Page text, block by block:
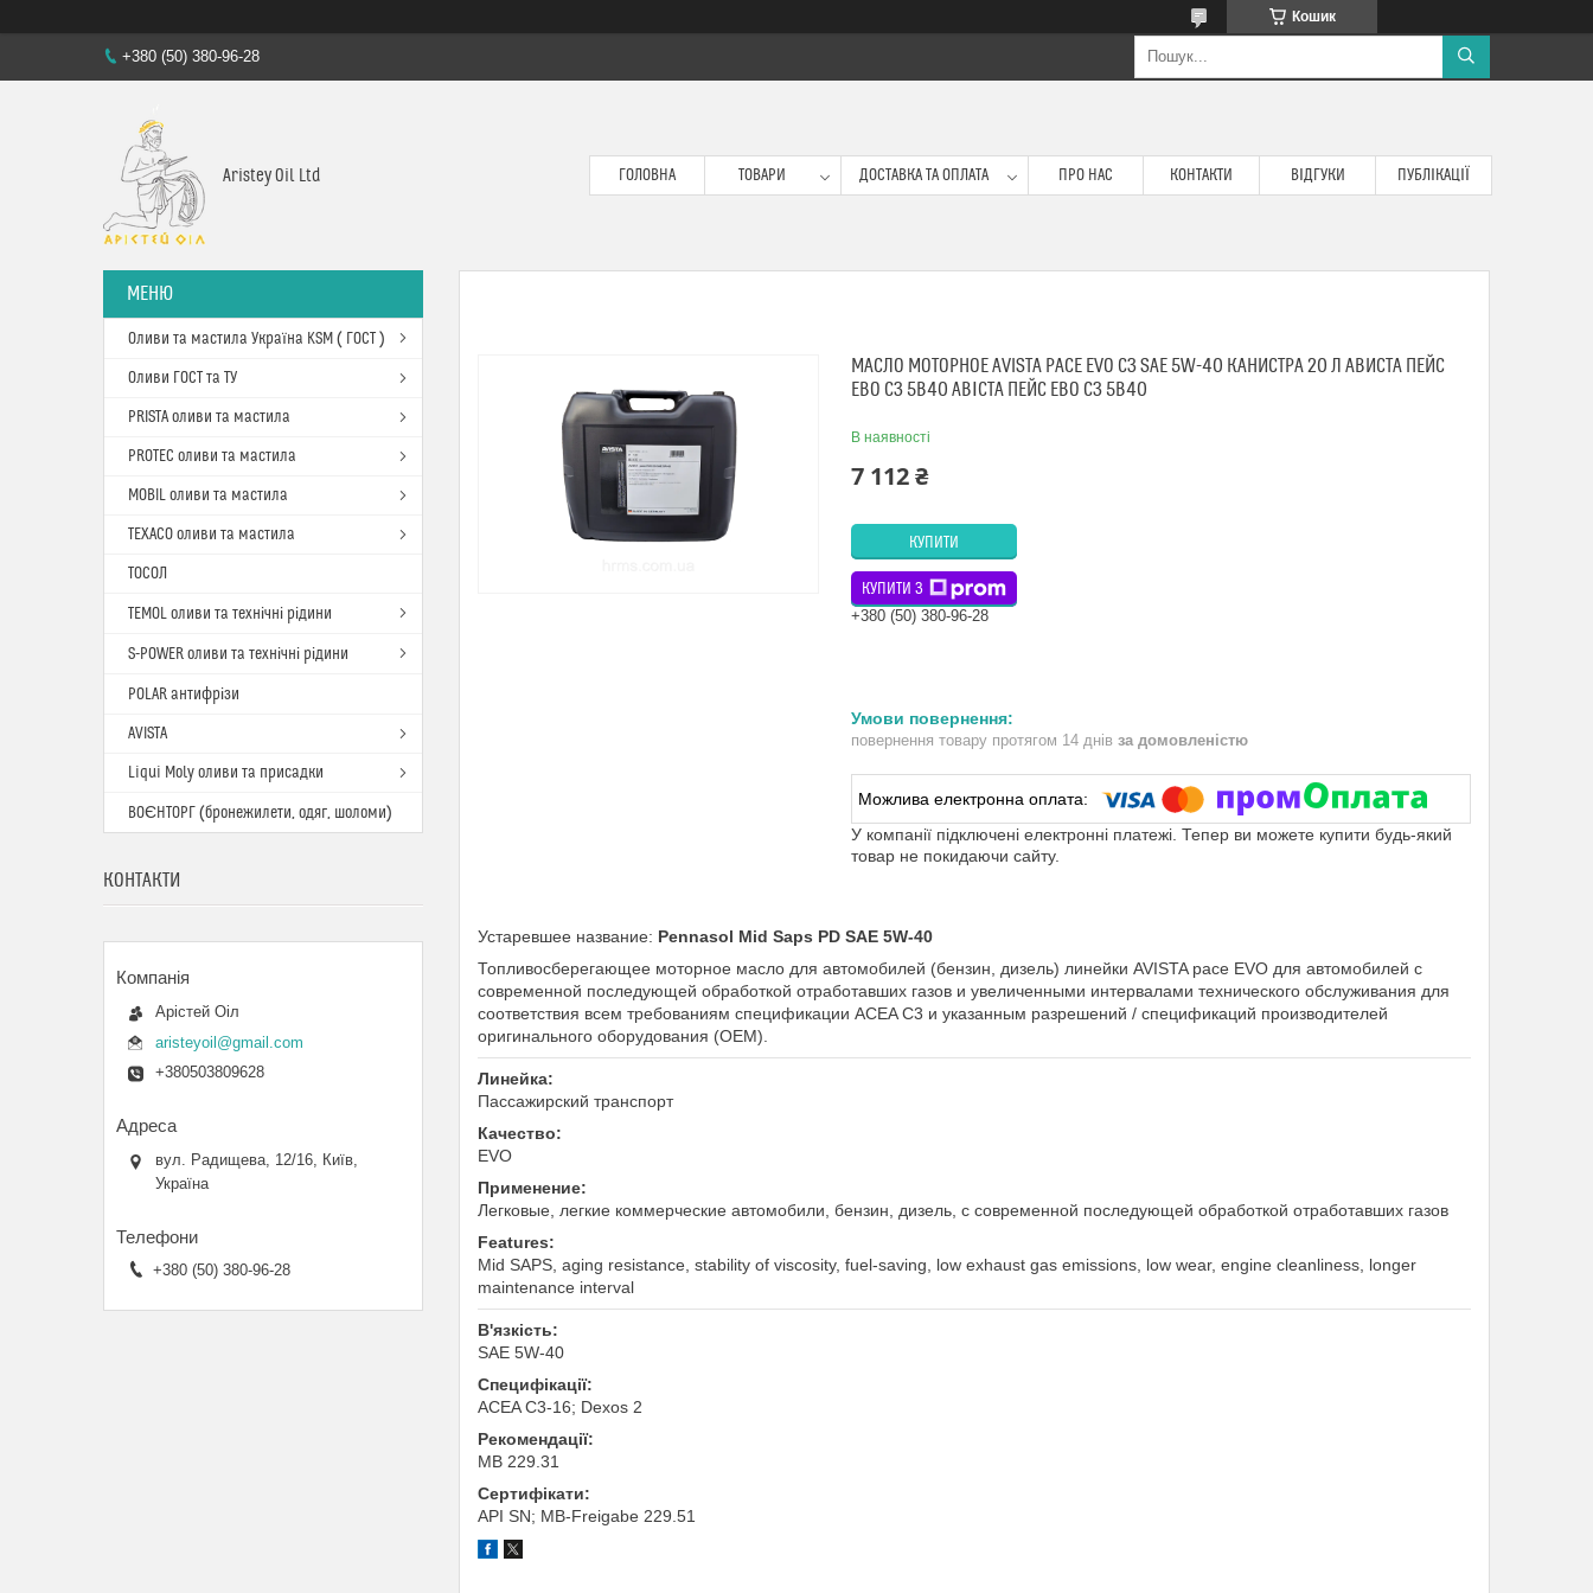
Кошик
+380 (50) 380-96-28
Aristey Oil Ltd ГОЛОВНА ТОВАРИ ДОСТАВКА ТА ОПЛАТА ПРО НАС КОНТАКТИ ВІДГУКИ ПУБЛІКАЦІЇ
МАСЛО МОТОРНОЕ AVISTA PACE EVO C3 SAE 5W-40 КАНИСТРА 20 Л АВИСТА ПЕЙС
ЕВО С3 5В40 АВІСТА ПЕЙС ЕВО С3 5В40
В наявності
7 112 ₴
КУПИТИ
КУПИТИ З
+380 (50) 380-96-28
повернення товару протягом 14 днів за домовленістю
У компанії підключені електронні платежі. Тепер ви можете купити будь-який
товар не покидаючи сайту.
Устаревшее название: Pennasol Mid Saps PD SAE 5W-40
Топливосберегающее моторное масло для автомобилей (бензин, дизель) линейки AVISTA pace EVO для автомобилей с
современной последующей обработкой отработавших газов и увеличенными интервалами технического обслуживания для
соответствия всем требованиям спецификации ACEA C3 и указанным разрешений / спецификаций производителей
оригинального оборудования (ОЕМ).
Линейка:
Пассажирский транспорт
Качество:
EVO
Применение:
Легковые, легкие коммерческие автомобили, бензин, дизель, с современной последующей обработкой отработавших газов
Features:
Mid SAPS, aging resistance, stability of viscosity, fuel-saving, low exhaust gas emissions, low wear, engine cleanliness, longer
maintenance interval
В'язкість:
SAE 5W-40
Специфікації:
ACEA C3-16; Dexos 2
Рекомендації:
MB 229.31
Сертифікати:
API SN; MB-Freigabe 229.51
Оливи та мастила Україна KSM ( ГОСТ )
Оливи ГОСТ та ТУ
PRISTA оливи та мастила
PROTEC оливи та мастила
MOBIL оливи та мастила
TEXACO оливи та мастила
ТОСОЛ
TEMOL оливи та технічні рідини
S-POWER оливи та технічні рідини
POLAR антифрізи
AVISTA
Liqui Moly оливи та присадки
ВОЄНТОРГ (бронежилети, одяг, шоломи)
КОНТАКТИ
Арістей Оіл
aristeyoil@gmail.com
+380503809628
вул. Радищева, 12/16, Київ,
Україна
+380 (50) 380-96-28